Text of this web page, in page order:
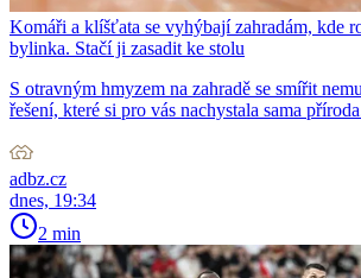
Komáři a klíšťata se vyhýbají zahradám, kde
bylinka. Stačí ji zasadit ke stolu
S otravným hmyzem na zahradě se smířit
řešení, které si pro vás nachystala sama
adbz.cz
dnes, 19:34
2 min